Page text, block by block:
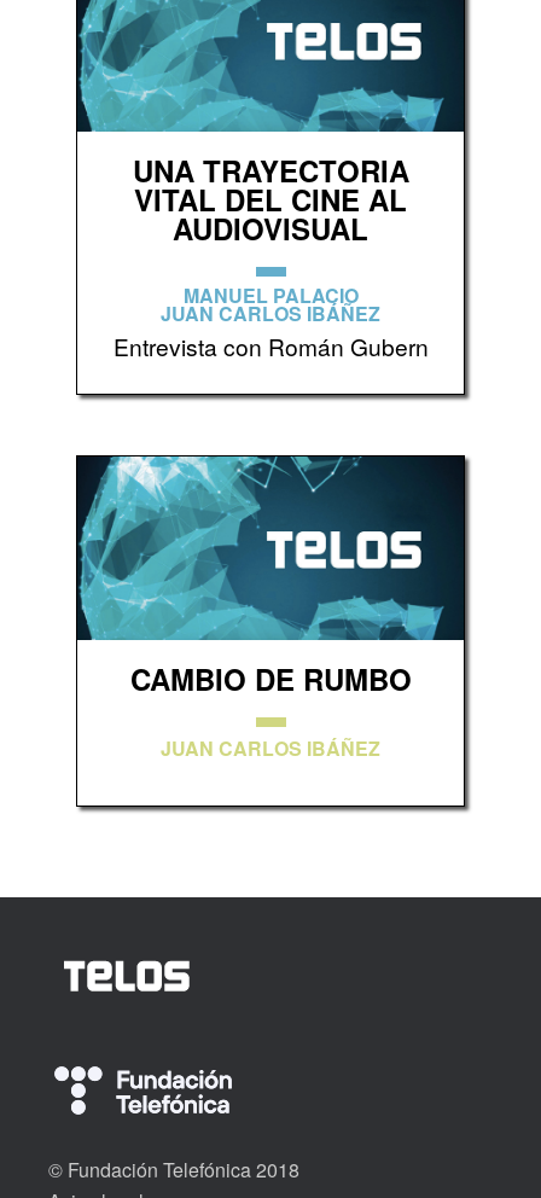
UNA TRAYECTORIA
VITAL DEL CINE AL
AUDIOVISUAL
MANUEL PALACIO
JUAN CARLOS IBÁÑEZ
Entrevista con Román Gubern
CAMBIO DE RUMBO
JUAN CARLOS IBÁÑEZ
© Fundación Telefónica 2018